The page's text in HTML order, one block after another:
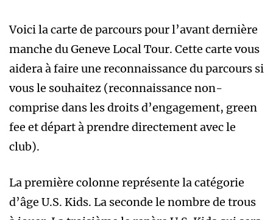
Voici la carte de parcours pour l’avant dernière
manche du Geneve Local Tour. Cette carte vous
aidera à faire une reconnaissance du parcours si
vous le souhaitez (reconnaissance non-
comprise dans les droits d’engagement, green
fee et départ à prendre directement avec le
club).
La première colonne représente la catégorie
d’âge U.S. Kids. La seconde le nombre de trous